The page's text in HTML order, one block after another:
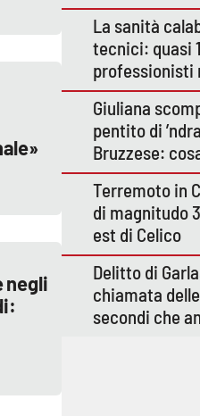
negli
La sanità
tecnici: quasi
professionisti
Giuliana
pentito di
Bruzzese:
Terremoto in
di magnitudo
est di Celico
Delitto di
chiamata
secondi che